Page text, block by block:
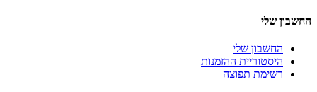
החשבון שלי
החשבון שלי
היסטוריית ההזמנות
רשימת תפוצה